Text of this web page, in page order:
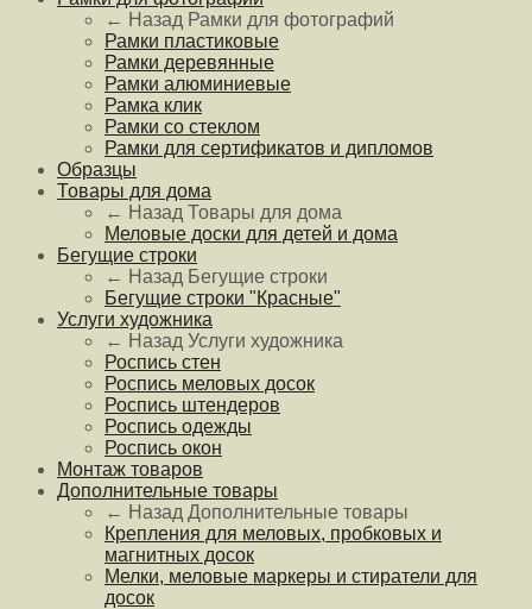
← Назад Рамки для фотографий
Рамки пластиковые
Рамки деревянные
Рамки алюминиевые
Рамка клик
Рамки со стеклом
Рамки для сертификатов и дипломов
Образцы
Товары для дома
← Назад Товары для дома
Меловые доски для детей и дома
Бегущие строки
← Назад Бегущие строки
Бегущие строки "Красные"
Услуги художника
← Назад Услуги художника
Роспись стен
Роспись меловых досок
Роспись штендеров
Роспись одежды
Роспись окон
Монтаж товаров
Дополнительные товары
← Назад Дополнительные товары
Крепления для меловых, пробковых и
магнитных досок
Мелки, меловые маркеры и стиратели для
досок